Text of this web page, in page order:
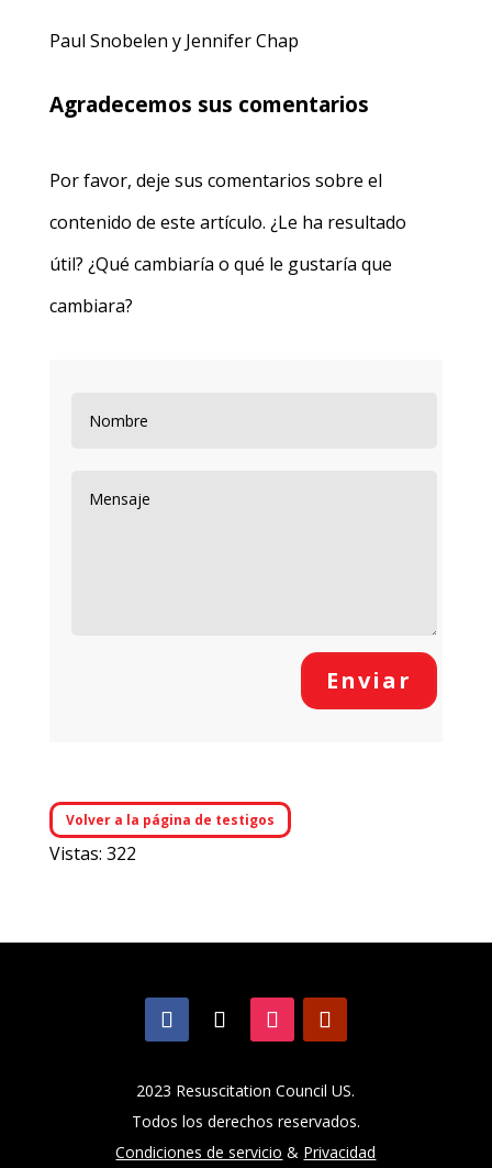
Paul Snobelen y Jennifer Chap
Agradecemos sus comentarios
Por favor, deje sus comentarios sobre el
contenido de este artículo. ¿Le ha resultado
útil? ¿Qué cambiaría o qué le gustaría que
cambiara?
Enviar
Volver a la página de testigos
Vistas: 322
2023 Resuscitation Council US.
Todos los derechos reservados.
Condiciones de servicio & Privacidad